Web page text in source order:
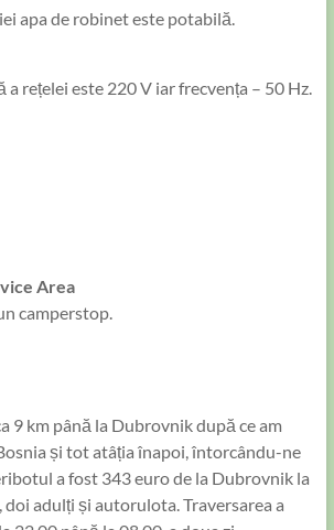
apa de robinet este potabilă.
a rețelei este 220 V iar frecvența – 50 Hz.
Area
camperstop.
9 km până la Dubrovnik după ce am
și tot atâția înapoi, întorcându-ne
a fost 343 euro de la Dubrovnik la
doi adulți și autorulota. Traversarea a